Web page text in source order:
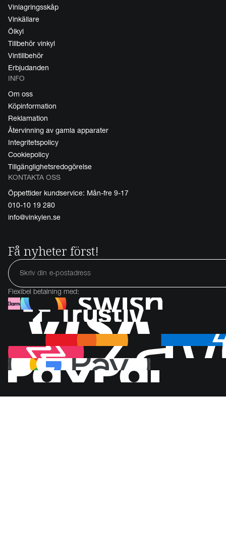
Vinlagringsskåp
Vinkällare
Ölkyl
Tillbehör vinkyl
Vintillbehör
Erbjudanden
INFO
Om oss
Köpinformation
Reklamation
Återvinning av gamla apparater
Integritetspolicy
Cookiepolicy
Tillgänglighetsredogörelse
KONTAKTA OSS
Öppettider kundservice: Mån-fre 9-17
010-10 19 280
info@vinkylen.se
Få nyheter först!
Flexibel betalning med: